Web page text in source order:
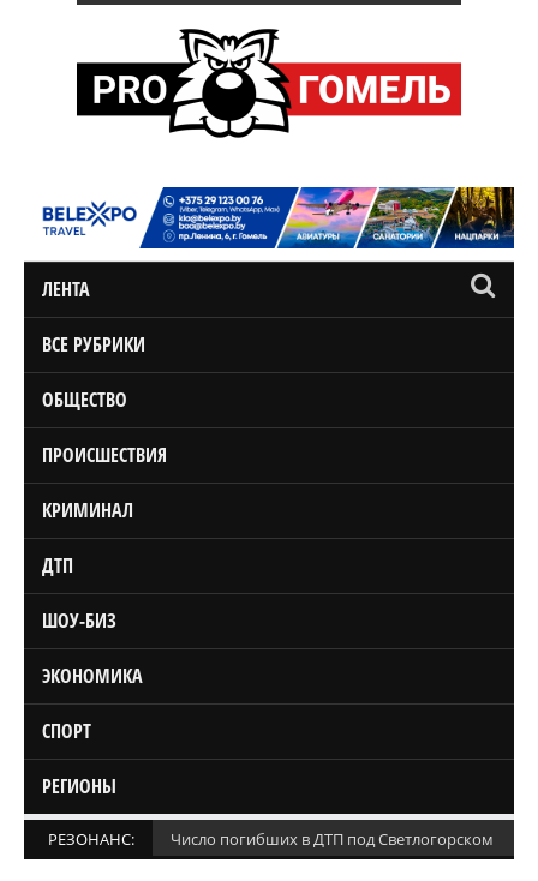
ЛЕНТА
ВСЕ РУБРИКИ
ОБЩЕСТВО
ПРОИСШЕСТВИЯ
КРИМИНАЛ
ДТП
ШОУ-БИЗ
ЭКОНОМИКА
СПОРТ
РЕГИОНЫ
РЕЗОНАНС: Число погибших в ДТП под Светлогорском